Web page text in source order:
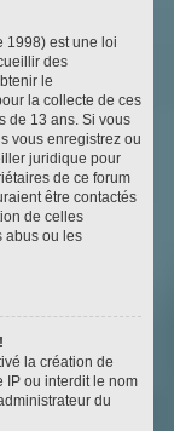
1998) est une loi
des
le
la collecte de ces
de 13 ans. Si vous
vous enregistrez ou
juridique pour
de ce forum
être contactés
de celles
abus ou les
la création de
IP ou interdit le nom
du